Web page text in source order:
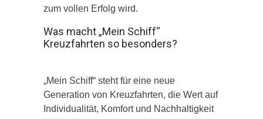
zum vollen Erfolg wird.
Was macht „Mein Schiff“
Kreuzfahrten so besonders?
„Mein Schiff“ steht für eine neue
Generation von Kreuzfahrten, die Wert auf
Individualität, Komfort und Nachhaltigkeit